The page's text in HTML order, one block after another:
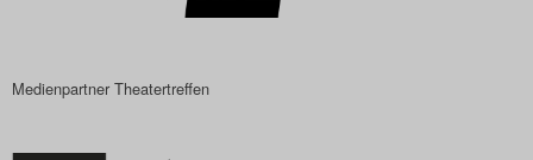
Medienpartner Theatertreffen